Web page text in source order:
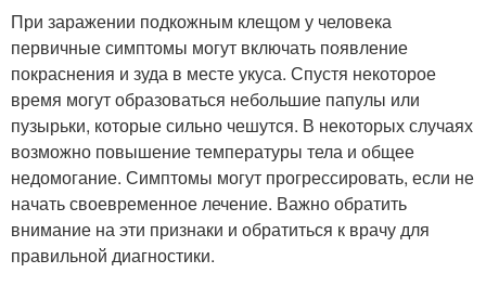
При заражении подкожным клещом у человека
первичные симптомы могут включать появление
покраснения и зуда в месте укуса. Спустя некоторое
время могут образоваться небольшие папулы или
пузырьки, которые сильно чешутся. В некоторых случаях
возможно повышение температуры тела и общее
недомогание. Симптомы могут прогрессировать, если не
начать своевременное лечение. Важно обратить
внимание на эти признаки и обратиться к врачу для
правильной диагностики.